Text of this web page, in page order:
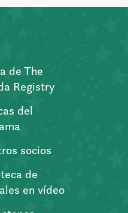
de The
Registry
del
socios
de
en vídeo